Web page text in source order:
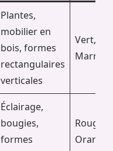
Plantes,
mobilier en
bois, formes
rectangulaires
verticales
Vert,
Marron
Éclairage,
bougies,
formes
Rouge,
Orange,